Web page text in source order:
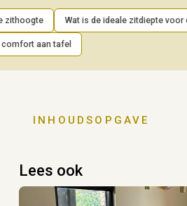
zithoogte Wat is de ideale zitdiepte voor
aan tafel
INHOUDSOPGAVE
Lees ook